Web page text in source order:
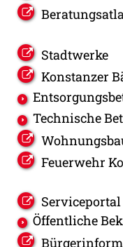
Stadtwerke
Konstanzer
Technische
Feuerwehr
Öffentliche